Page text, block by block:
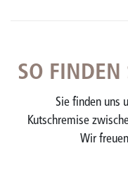
SO FINDEN
Sie finden uns
Kutschremise
Wir